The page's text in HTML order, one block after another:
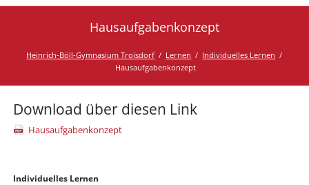
Hausaufgabenkonzept
Heinrich-Böll-Gymnasium Troisdorf Lernen
Individuelles Lernen
Hausaufgabenkonzept
Download über diesen Link
Hausaufgabenkonzept
Skip
Individuelles Lernen